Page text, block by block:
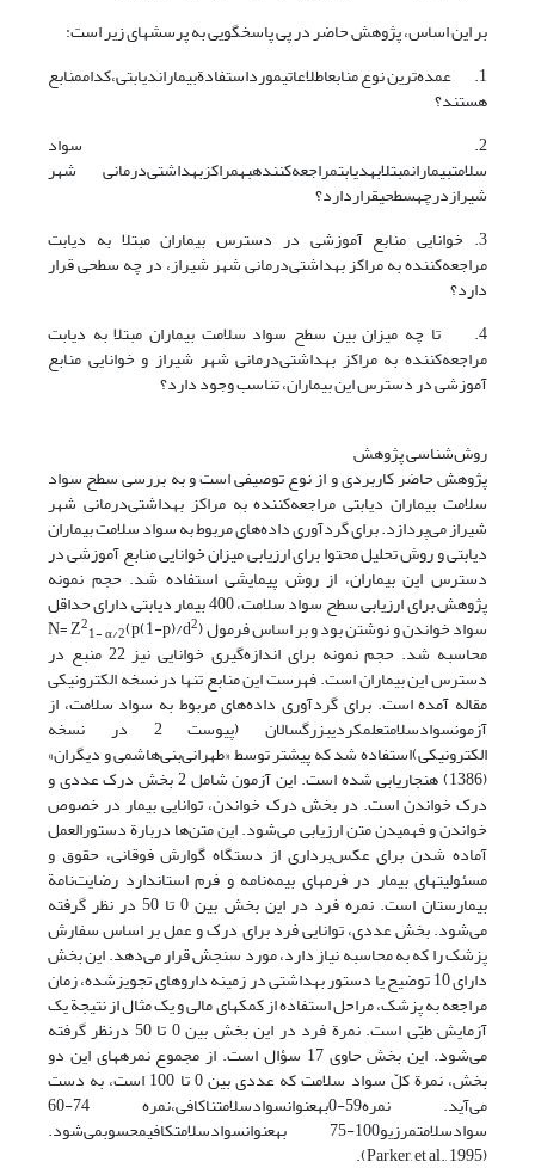
بر این اساس، پژوهش حاضر در پی پاسخگویی به پرسشهای زیر است:
1. عمده‌ترین نوع منابعاطلاعاتیمورداستفادةبیماراندیابتی،کداممنابع
هستند؟
2. سواد
سلامتبیمارانمبتلابهدیابتمراجعه‌کنندهبهمراکزبهداشتی‌درمانی شهر
شیرازدرچهسطحیقراردارد؟
3. خوانایی منابع آموزشی در دسترس بیماران مبتلا به دیابت
مراجعه‌کننده به مراکز بهداشتی‌درمانی شهر شیراز، در چه سطحی قرار
دارد؟
4. تا چه میزان بین سطح سواد سلامت بیماران مبتلا به دیابت
مراجعه‌کننده به مراکز بهداشتی‌درمانی شهر شیراز و خوانایی منابع
آموزشی در دسترس این بیماران، تناسب وجود دارد؟
روش‌‌شناسی پژوهش
پژوهش حاضر کاربردی و از نوع توصیفی است و به بررسی سطح سواد
سلامت بیماران دیابتی مراجعه‌کننده به مراکز بهداشتی‌درمانی شهر
شیراز می‌پردازد. برای گردآوری داده‌های مربوط به سواد سلامت بیماران
دیابتی و روش تحلیل محتوا برای ارزیابی میزان خوانایی منابع آموزشی در
دسترس این بیماران، از روش پیمایشی استفاده شد. حجم نمونه
پژوهش برای ارزیابی سطح سواد سلامت، 400 بیمار دیابتی دارای حداقل
سواد خواندن و نوشتن بود و بر اساس فرمول N= Z 21- α/2(p(1-p)/d2)
محاسبه شد. حجم نمونه برای اندازه‌گیری خوانایی نیز 22 منبع در
دسترس این بیماران است. فهرست این منابع تنها در نسخه الکترونیکی
مقاله آمده است. برای گرد‌آوری داده‌های مربوط به سواد سلامت، از
آزمونسوادسلامتعلمکردیبزرگسالان (پیوست 2 در نسخه
الکترونیکی)استفاده شد که پیشتر توسط «طهرانی‌بنی‌هاشمی و دیگران»
(1386) هنجاریابی شده است. این آزمون شامل 2 بخش درک عددی و
درک خواندن است. در بخش درک خواندن، توانایی بیمار در خصوص
خواندن و فهمیدن متن ارزیابی می‌شود. این متن‌ها دربارة دستورالعمل
آماده شدن برای عکس‌برداری از دستگاه گوارش فوقانی، حقوق و
مسئولیتهای بیمار در فرمهای بیمه‌نامه و فرم استاندارد رضایت‌نامة
بیمارستان است. نمره فرد در این بخش بین 0 تا 50 در نظر گرفته
می‌شود. بخش عددی، توانایی فرد برای درک و عمل بر اساس سفارش
پزشک را که به محاسبه نیاز دارد، مورد سنجش قرار می‌دهد. این بخش
دارای 10 توضیح یا دستور بهداشتی در زمینه دارو‌های تجویزشده، زمان
مراجعه به پزشک، مراحل استفاده از کمکهای مالی و یک مثال از نتیجة یک
آزمایش طبّی است. نمرة فرد در این بخش بین 0 تا 50 درنظر گرفته
می‌شود. این بخش حاوی 17 سؤال است. از مجموع نمره‏های این دو
بخش، نمرة کلّ سواد سلامت که عددی بین 0 تا 100 است، به دست
می‌آید. نمره59-0بهعنوانسوادسلامتناکافی،نمره 74-60
سوادسلامتمرزیو100-75 بهعنوانسوادسلامتکافیمحسوبمی‌شود.
(Parker, et al., 1995).